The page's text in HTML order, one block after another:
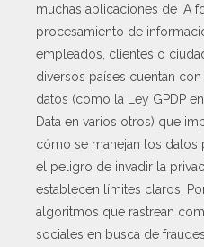
muchas aplicaciones de IA
procesamiento de
empleados, clientes o
diversos países cuentan
datos (como la Ley GPDP
Data en varios otros) que
cómo se manejan los datos
el peligro de invadir la
establecen límites claros.
algoritmos que rastrean
sociales en busca de